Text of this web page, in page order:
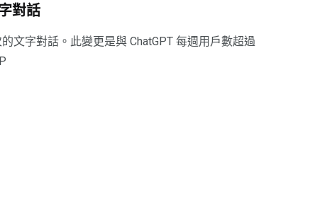
對話
文字對話。此變更是與 ChatGPT 每週用戶數超過